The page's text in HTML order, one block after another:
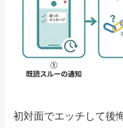
初対面でエッチして後